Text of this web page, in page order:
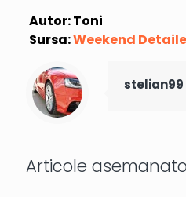
Autor: Toni
Sursa:Weekend
stelian99
Articole